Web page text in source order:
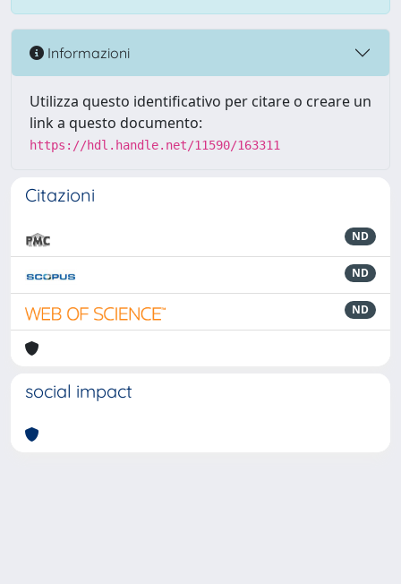
Informazioni
Utilizza questo identificativo per citare o creare un
link a questo documento:
https://hdl.handle.net/11590/163311
Citazioni
ND
ND
ND
social impact